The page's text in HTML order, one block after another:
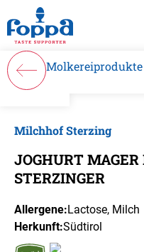
springen
Molkereiprodukte
Milchhof Sterzing
JOGHURT MAGER
STERZINGER
Allergene:Lactose, Milch
Herkunft:Südtirol